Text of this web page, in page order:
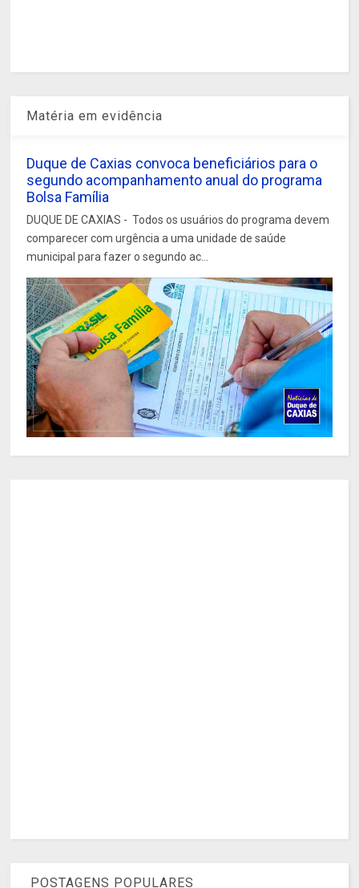
Matéria em evidência
Duque de Caxias convoca beneficiários para o
segundo acompanhamento anual do programa
Bolsa Família
DUQUE DE CAXIAS - Todos os usuários do programa devem
comparecer com urgência a uma unidade de saúde
municipal para fazer o segundo ac...
POSTAGENS POPULARES